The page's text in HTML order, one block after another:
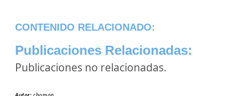
CONTENIDO RELACIONADO:
Publicaciones Relacionadas:
Publicaciones no relacionadas.